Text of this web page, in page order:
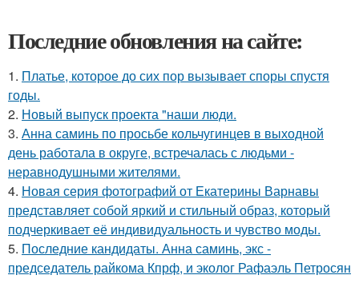
Последние обновления на сайте:
1. Платье, которое до сих пор вызывает споры спустя
годы.
2. Новый выпуск проекта "наши люди.
3. Анна саминь по просьбе кольчугинцев в выходной
день работала в округе, встречалась с людьми -
неравнодушными жителями.
4. Новая серия фотографий от Екатерины Варнавы
представляет собой яркий и стильный образ, который
подчеркивает её индивидуальность и чувство моды.
5. Последние кандидаты. Анна саминь, экс -
председатель райкома Кпрф, и эколог Рафаэль Петросян